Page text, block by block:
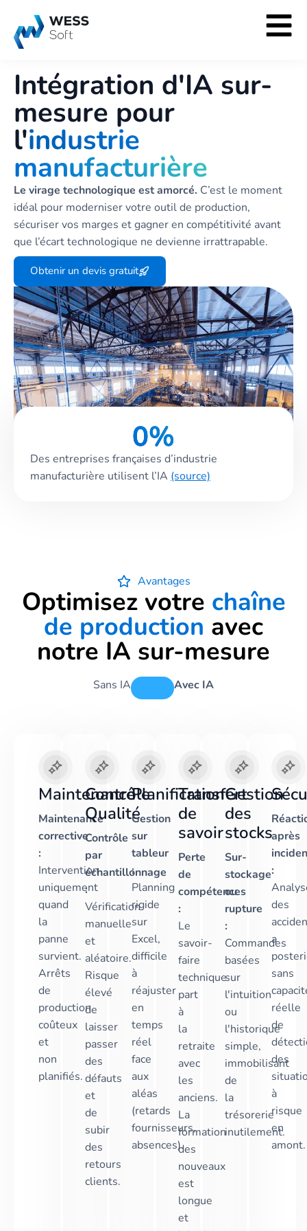
Intégration d'IA sur-
mesure pour
l'industrie
manufacturière
Le virage technologique est amorcé. C’est le moment
idéal pour moderniser votre outil de production,
sécuriser vos marges et gagner en compétitivité avant
que l’écart technologique ne devienne irrattrapable.
Obtenir un devis gratuit
0%
Des entreprises françaises d’industrie
manufacturière utilisent l’IA (source)
Avantages
Optimisez votre chaîne
de production avec
notre IA sur-mesure
Sans IA Avec IA
Maintenance
Maintenance
corrective
:
Intervention
uniquement
quand
la
panne
survient.
Arrêts
de
production
coûteux
et
non
planifiés.
Contrôle
Qualité
Contrôle
par
échantillonnage
:
Vérification
manuelle
et
aléatoire.
Risque
élevé
de
laisser
passer
des
défauts
et
de
subir
des
retours
clients.
Planification
Gestion
sur
tableur
:
Planning
rigide
sur
Excel,
difficile
à
réajuster
en
temps
réel
face
aux
aléas
(retards
fournisseurs,
absences).
Transfert
de
savoir
Perte
de
compétences
:
Le
savoir-
faire
technique
part
à
la
retraite
avec
les
anciens.
La
formation
des
nouveaux
est
longue
et
Gestion
des
stocks
Sur-
stockage
ou
rupture
:
Commandes
basées
sur
l'intuition
ou
l'historique
simple,
immobilisant
de
la
trésorerie
inutilement.
après
:
des
a
sans
réelle
de
des
à
risque
en
amont.